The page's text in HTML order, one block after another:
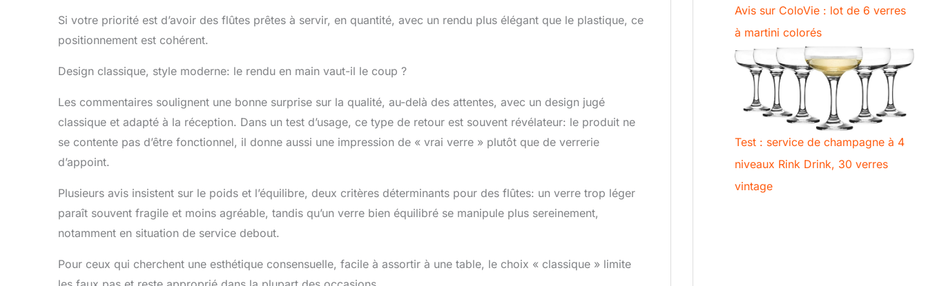
Si votre priorité est d’avoir des flûtes prêtes à servir, en quantité, avec un rendu plus élégant que le plastique, ce
positionnement est cohérent.
Design classique, style moderne: le rendu en main vaut-il le coup ?
Les commentaires soulignent une bonne surprise sur la qualité, au-delà des attentes, avec un design jugé
classique et adapté à la réception. Dans un test d’usage, ce type de retour est souvent révélateur: le produit ne
se contente pas d’être fonctionnel, il donne aussi une impression de « vrai verre » plutôt que de verrerie
d’appoint.
Plusieurs avis insistent sur le poids et l’équilibre, deux critères déterminants pour des flûtes: un verre trop léger
paraît souvent fragile et moins agréable, tandis qu’un verre bien équilibré se manipule plus sereinement,
notamment en situation de service debout.
Pour ceux qui cherchent une esthétique consensuelle, facile à assortir à une table, le choix « classique » limite
Avis sur ColoVie : lot de 6 verres
à martini colorés
Test : service de champagne à 4
niveaux Rink Drink, 30 verres
vintage